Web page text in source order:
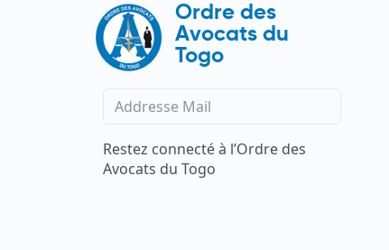
Ordre des
Avocats du
Togo
Restez connecté à l’Ordre des
Avocats du Togo